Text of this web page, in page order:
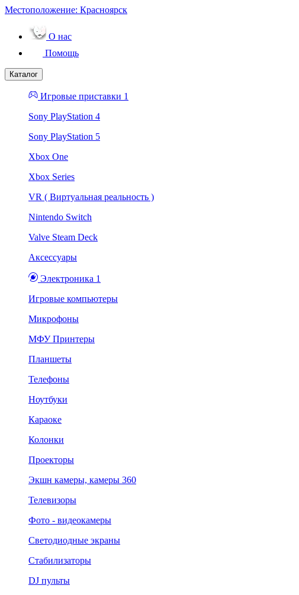
Местоположение: Красноярск
О нас
Помощь
Каталог
Игровые приставки 1
Sony PlayStation 4
Sony PlayStation 5
Xbox One
Xbox Series
VR ( Виртуальная реальность )
Nintendo Switch
Valve Steam Deck
Аксессуары
Электроника 1
Игровые компьютеры
Микрофоны
МФУ Принтеры
Планшеты
Телефоны
Ноутбуки
Караоке
Колонки
Проекторы
Экшн камеры, камеры 360
Телевизоры
Фото - видеокамеры
Светодиодные экраны
Стабилизаторы
DJ пульты